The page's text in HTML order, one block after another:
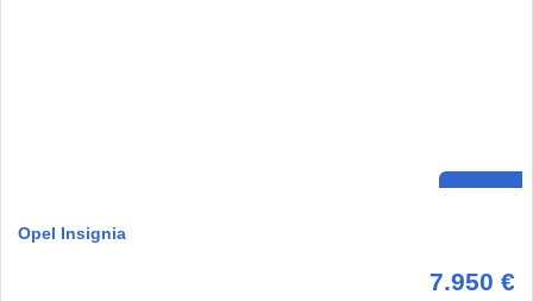
Opel Insignia
7.950 €